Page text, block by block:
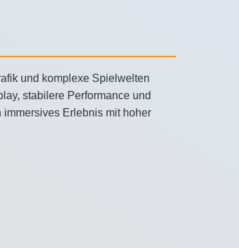
und komplexe Spielwelten
stabilere Performance und
Erlebnis mit hoher